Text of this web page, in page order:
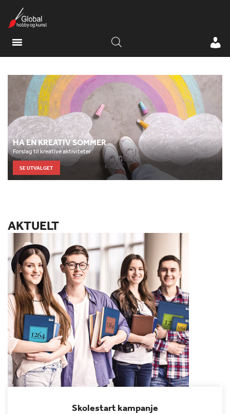
HA EN KREATIV SOMMER
Forslag til kreative aktiviteter
SE UTVALGET
AKTUELT
Skolestart kampanje